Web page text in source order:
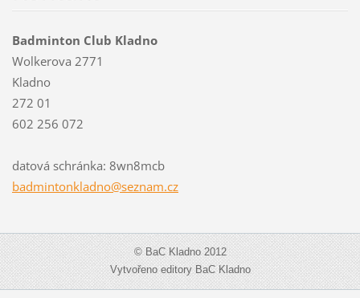
Badminton Club Kladno
Wolkerova 2771
Kladno
272 01
602 256 072
datová schránka: 8wn8mcb
badmintonkladno@seznam.cz
© BaC Kladno 2012
Vytvořeno editory BaC Kladno